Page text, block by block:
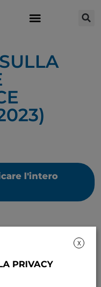
l'intero
X
PRIVACY